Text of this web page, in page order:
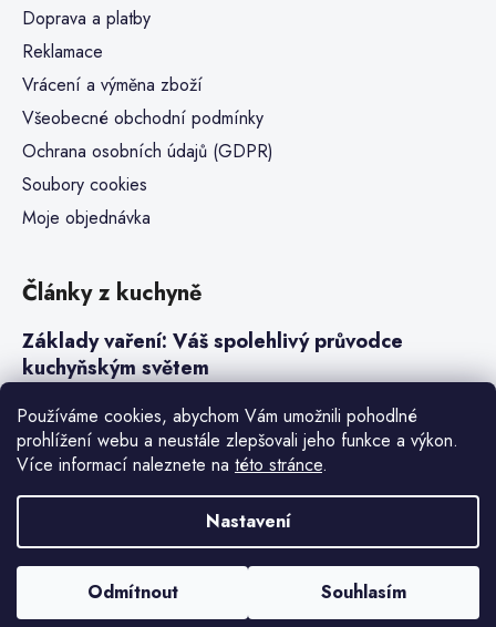
Používáme cookies, abychom Vám umožnili pohodlné
prohlížení webu a neustále zlepšovali jeho funkce a výkon.
Více informací naleznete na této stránce.
Nastavení
Odmítnout Souhlasím
Doprava a platby
Reklamace
Vrácení a výměna zboží
Všeobecné obchodní podmínky
Ochrana osobních údajů (GDPR)
Soubory cookies
Moje objednávka
Články z kuchyně
Základy vaření: Váš spolehlivý průvodce
kuchyňským světem
Steaky a sous-vide vaření
Jak vařit v tlakovém hrnci neboli papiňáku
Vytvořil Shoptet Premium
Copyright 2026Denis Henry . Všechna práva vyhrazena.